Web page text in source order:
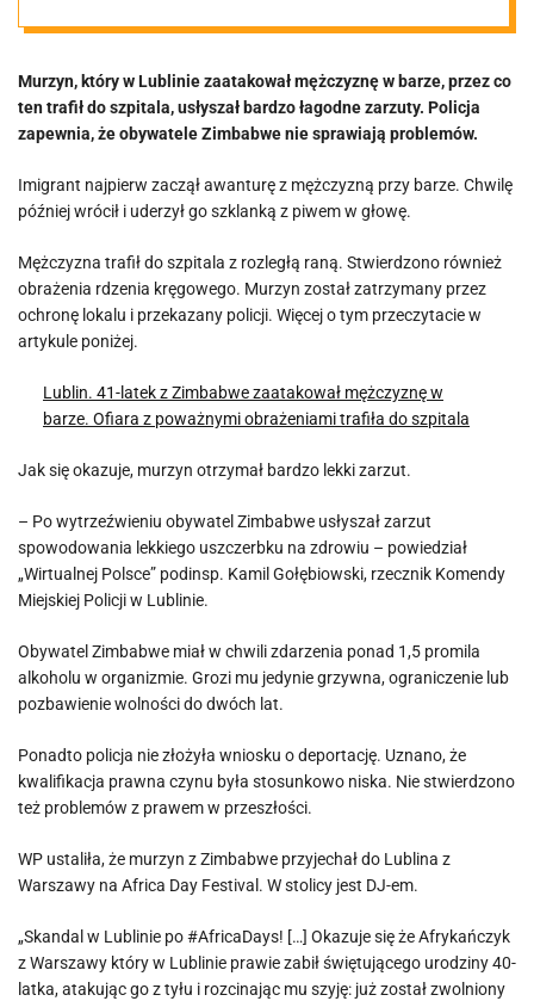
Polaka w barze i
uszkodził
kręgosłup.
Policja
postawiła
lekkie zarzuty
bez wniosku o
deportację
Murzyn, który w Lublinie zaatakował mężczyznę w barze, przez co
ten trafił do szpitala, usłyszał bardzo łagodne zarzuty. Policja
zapewnia, że obywatele Zimbabwe nie sprawiają problemów.
Imigrant najpierw zaczął awanturę z mężczyzną przy barze. Chwilę
później wrócił i uderzył go szklanką z piwem w głowę.
Mężczyzna trafił do szpitala z rozległą raną. Stwierdzono również
obrażenia rdzenia kręgowego. Murzyn został zatrzymany przez
ochronę lokalu i przekazany policji. Więcej o tym przeczytacie w
artykule poniżej.
Lublin. 41-latek z Zimbabwe zaatakował mężczyznę w
barze. Ofiara z poważnymi obrażeniami trafiła do szpitala
Jak się okazuje, murzyn otrzymał bardzo lekki zarzut.
– Po wytrzeźwieniu obywatel Zimbabwe usłyszał zarzut
spowodowania lekkiego uszczerbku na zdrowiu – powiedział
„Wirtualnej Polsce” podinsp. Kamil Gołębiowski, rzecznik Komendy
Miejskiej Policji w Lublinie.
Obywatel Zimbabwe miał w chwili zdarzenia ponad 1,5 promila
alkoholu w organizmie. Grozi mu jedynie grzywna, ograniczenie lub
pozbawienie wolności do dwóch lat.
Ponadto policja nie złożyła wniosku o deportację. Uznano, że
kwalifikacja prawna czynu była stosunkowo niska. Nie stwierdzono
też problemów z prawem w przeszłości.
WP ustaliła, że murzyn z Zimbabwe przyjechał do Lublina z
Warszawy na Africa Day Festival. W stolicy jest DJ-em.
„Skandal w Lublinie po #AfricaDays! […] Okazuje się że Afrykańczyk
z Warszawy który w Lublinie prawie zabił świętującego urodziny 40-
latka, atakując go z tyłu i rozcinając mu szyję: już został zwolniony